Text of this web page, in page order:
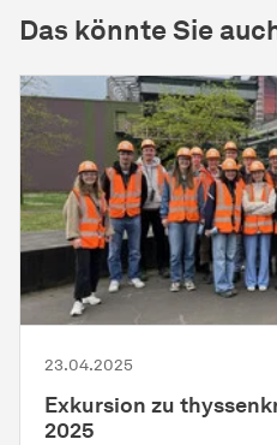
Das könnte Sie
23.04.2025
Exkursion zu
2025